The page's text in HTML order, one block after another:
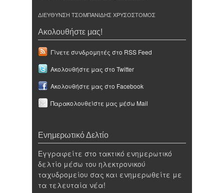
ΔΙΕΥΘΥΝΣΗ ΤΣΟΜΠΑΝΙΔΗΣ ΧΡΥΣΟΣΤΟΜΟΣ
Ακολουθήστε μας!
Γίνετε συνδρομητές στο RSS Feed
Ακολουθήστε μας στο Twitter
Ακολουθήστε μας στο Facebook
Παρακολουθείστε μας μέσω Mail
Ενημερωτικό Δελτίο
Εγγραφείτε στο τακτικό ενημερωτικό
δελτίο μέσω του ηλεκτρονικού
ταχυδρομείου σας και ενημερωθείτε με
τα τελευταία νέα!